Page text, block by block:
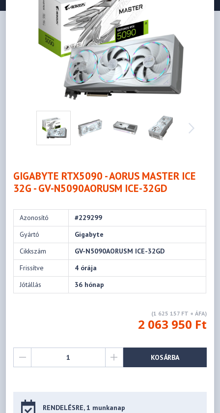
GIGABYTE RTX5090 - AORUS MASTER ICE
32G - GV-N5090AORUSM ICE-32GD
Azonosító
#229299
Gyártó
Gigabyte
Cikkszám
GV-N5090AORUSM ICE-32GD
Frissítve
4 órája
Jótállás
36 hónap
(1 625 157 FT + ÁFA)
2 063 950 Ft
KOSÁRBA
RENDELÉSRE, 1 munkanap